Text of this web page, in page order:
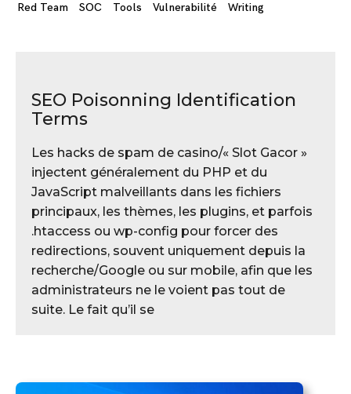
Red Team
SOC Tools Vulnerabilité Writing
SEO Poisonning Identification
Terms
Les hacks de spam de casino/« Slot Gacor »
injectent généralement du PHP et du
JavaScript malveillants dans les fichiers
principaux, les thèmes, les plugins, et parfois
.htaccess ou wp-config pour forcer des
redirections, souvent uniquement depuis la
recherche/Google ou sur mobile, afin que les
administrateurs ne le voient pas tout de
suite.​ Le fait qu’il se